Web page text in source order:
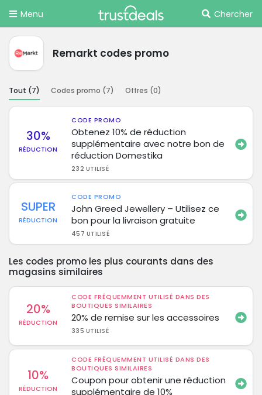
Menu Chercher
Remarkt codes promo
Tout (7) Codes promo (7) Offres (0)
30%
RÉDUCTION
CODE PROMO
Obtenez 10% de réduction
supplémentaire avec notre bon de
réduction Domestika
232 UTILISÉ
SUPER
RÉDUCTION
CODE PROMO
John Greed Jewellery – Utilisez ce
bon pour la livraison gratuite
457 UTILISÉ
Les codes promo les plus courants dans des
magasins similaires
20%
RÉDUCTION
CODE FRÉQUEMMENT UTILISÉ DANS DES
BOUTIQUES SIMILAIRES
20% de remise sur les accessoires
335 UTILISÉ
10%
RÉDUCTION
CODE FRÉQUEMMENT UTILISÉ DANS DES
BOUTIQUES SIMILAIRES
Coupon pour obtenir une réduction
supplémentaire de 10%